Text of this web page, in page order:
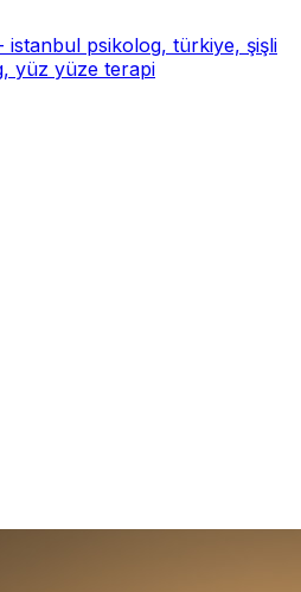
istanbul psikolog, türkiye, şişli
yüz yüze terapi